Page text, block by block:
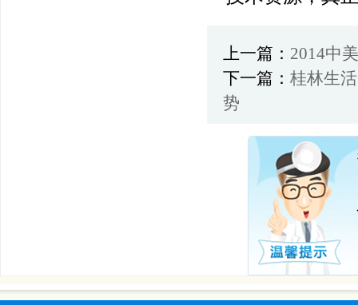
上一篇： 2014中
下一篇： 桂林生
势